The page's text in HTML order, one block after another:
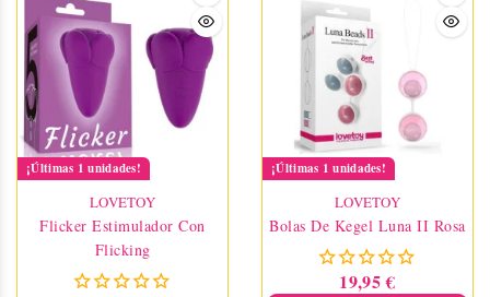
¡Últimas 1 unidades!
LOVETOY
Flicker Estimulador Con
Flicking
¡Últimas 1 unidades!
LOVETOY
Bolas De Kegel Luna II Rosa
19,95 €